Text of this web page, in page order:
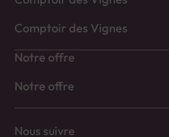
Comptoir des Vignes
Notre offre
Notre offre
Nous suivre